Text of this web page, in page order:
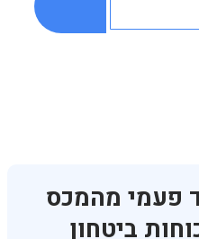
פעמי מהמכס
ביטחון